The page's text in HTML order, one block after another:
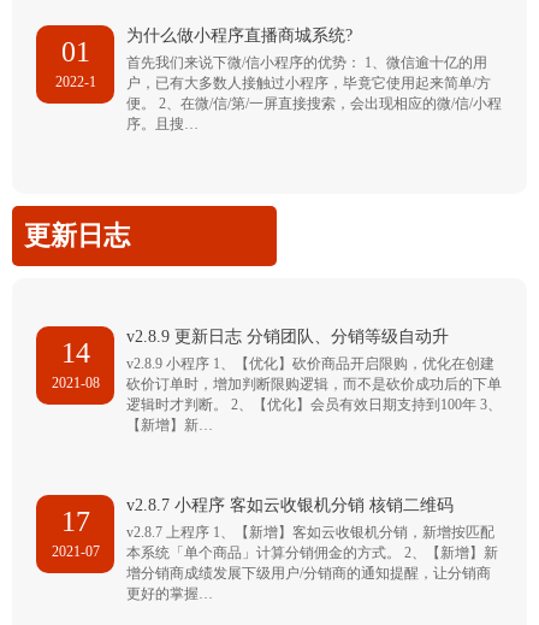
01
2022-1
为什么做小程序直播商城系统?
首先我们来说下微/信小程序的优势： 1、微信逾十亿的用
户，已有大多数人接触过小程序，毕竟它使用起来简单/方
便。 2、在微/信/第/一屏直接搜索，会出现相应的微/信/小程
序。且搜…
更新日志
14
2021-08
v2.8.9 更新日志 分销团队、分销等级自动升
v2.8.9 小程序 1、【优化】砍价商品开启限购，优化在创建
砍价订单时，增加判断限购逻辑，而不是砍价成功后的下单
逻辑时才判断。 2、【优化】会员有效日期支持到100年 3、
【新增】新…
17
2021-07
v2.8.7 小程序 客如云收银机分销 核销二维码
v2.8.7 上程序 1、【新增】客如云收银机分销，新增按匹配
本系统「单个商品」计算分销佣金的方式。 2、【新增】新
增分销商成绩发展下级用户/分销商的通知提醒，让分销商
更好的掌握…